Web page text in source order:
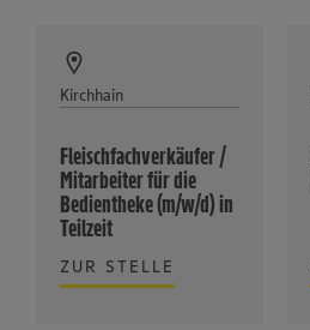
Kirchhain
Fleischfachverkäufer /
Mitarbeiter für die
Bedientheke (m/w/d) in
Teilzeit
ZUR STELLE